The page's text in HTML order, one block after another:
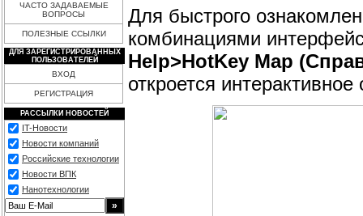
ЧАСТО ЗАДАВАЕМЫЕ
ВОПРОСЫ
ПОЛЕЗНЫЕ ССЫЛКИ
ДЛЯ ЗАРЕГИСТРИРОВАННЫХ
ПОЛЬЗОВАТЕЛЕЙ
ВХОД
РЕГИСТРАЦИЯ
РАССЫЛКИ НОВОСТЕЙ
IT-Новости
Новости компаний
Российские технологии
Новости ВПК
Нанотехнологии
Для быстрого
комбинациями
Help>HotKey Map
откроется интерактивное